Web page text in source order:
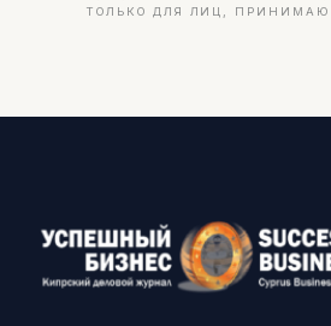
ТОЛЬКО ДЛЯ ЛИЦ,